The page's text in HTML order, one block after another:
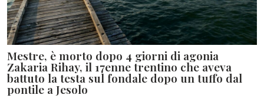
Mestre, è morto dopo 4 giorni di agonia
Zakaria Rihay, il 17enne trentino che aveva
battuto la testa sul fondale dopo un tuffo dal
pontile a Jesolo